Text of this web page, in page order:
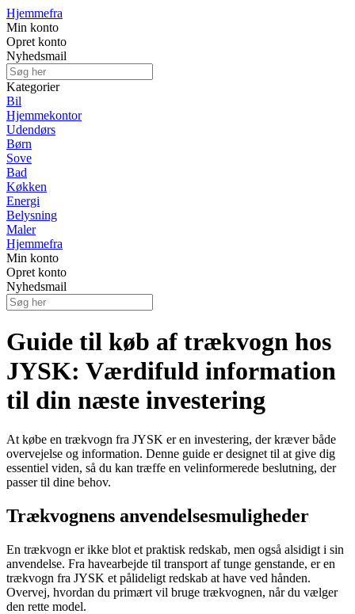
Hjemmefra
Min konto
Opret konto
Nyhedsmail
Kategorier
Bil
Hjemmekontor
Udendørs
Børn
Sove
Bad
Køkken
Energi
Belysning
Maler
Hjemmefra
Min konto
Opret konto
Nyhedsmail
Guide til køb af trækvogn hos
JYSK: Værdifuld information
til din næste investering
At købe en trækvogn fra JYSK er en investering, der kræver både
overvejelse og information. Denne guide er designet til at give dig
essentiel viden, så du kan træffe en velinformerede beslutning, der
passer til dine behov.
Trækvognens anvendelsesmuligheder
En trækvogn er ikke blot et praktisk redskab, men også alsidigt i sin
anvendelse. Fra havearbejde til transport af tunge genstande, er en
trækvogn fra JYSK et pålideligt redskab at have ved hånden.
Overvej, hvordan du primært vil bruge trækvognen, når du vælger
den rette model.